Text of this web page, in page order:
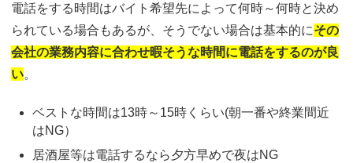
電話をする時間はバイト希望先によって何時～何時と決め
られている場合もあるが、そうでない場合は基本的にその
会社の業務内容に合わせ暇そうな時間に電話をするのが良
い。
ベストな時間は13時～15時くらい(朝一番や終業間近
はNG）
居酒屋等は電話するなら夕方早めで夜はNG